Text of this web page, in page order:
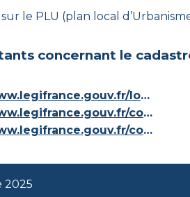
le PLU (plan local
concernant le
https://www.legifrance.gouv.fr/loda/id/JORFTEXT000000686267/
https://www.legifrance.gouv.fr/codes/article_lc/LEGIARTI000036588629/
https://www.legifrance.gouv.fr/codes/id/LEGISCTA000006180153/
2025